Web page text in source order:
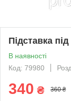
Підставка
В наявності
Код: 79980
340 ₴ 360 ₴